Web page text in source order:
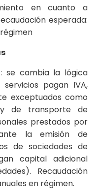
en cuanto a
esperada:
se cambia la lógica
pagan IVA,
exceptuados como
de transporte de
prestados por
la emisión de
de sociedades de
capital adicional
Recaudación
en régimen.